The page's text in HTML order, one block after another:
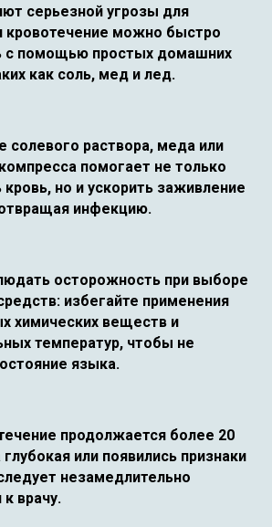
серьезной угрозы для
кровотечение можно быстро
с помощью простых домашних
как соль, мед и лед.
солевого раствора, меда или
помогает не только
кровь, но и ускорить заживление
инфекцию.
осторожность при выборе
избегайте применения
химических веществ и
температур, чтобы не
языка.
продолжается более 20
глубокая или появились признаки
незамедлительно
к врачу.